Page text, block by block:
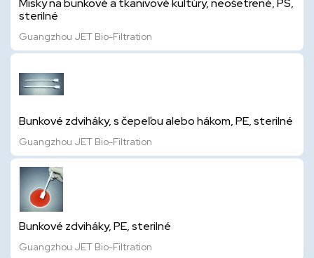
Misky na bunkové a tkanivové kultúry, neošetrené, PS,
sterilné
Guangzhou JET Bio-Filtration
Bunkové zdviháky, s čepeľou alebo hákom, PE, sterilné
Guangzhou JET Bio-Filtration
Bunkové zdviháky, PE, sterilné
Guangzhou JET Bio-Filtration